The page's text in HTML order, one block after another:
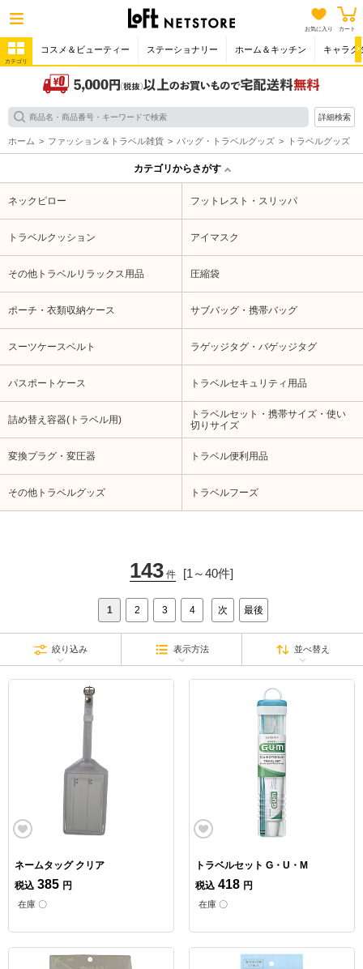
お気に入り カート
カテゴリ
コスメ＆ビューティー ステーショナリー ホーム＆キッチン キャラク
詳細検索
ホーム ファッション＆トラベル雑貨 バッグ・トラベルグッズ トラベルグッズ
カテゴリからさがす
ネックピロー フットレスト・スリッパ
トラベルクッション アイマスク
その他トラベルリラックス用品 圧縮袋
ポーチ・衣類収納ケース サブバッグ・携帯バッグ
スーツケースベルト ラゲッジタグ・バゲッジタグ
パスポートケース トラベルセキュリティ用品
詰め替え容器(トラベル用)
トラベルセット・携帯サイズ・使い
切りサイズ
変換プラグ・変圧器 トラベル便利用品
その他トラベルグッズ トラベルフーズ
143 件 [1～40件]
1 2 3 4 次 最後
絞り込み 表示方法 並べ替え
ネームタッグ クリア
税込 385 円
在庫 〇
トラベルセット G・U・M
税込 418 円
在庫 〇